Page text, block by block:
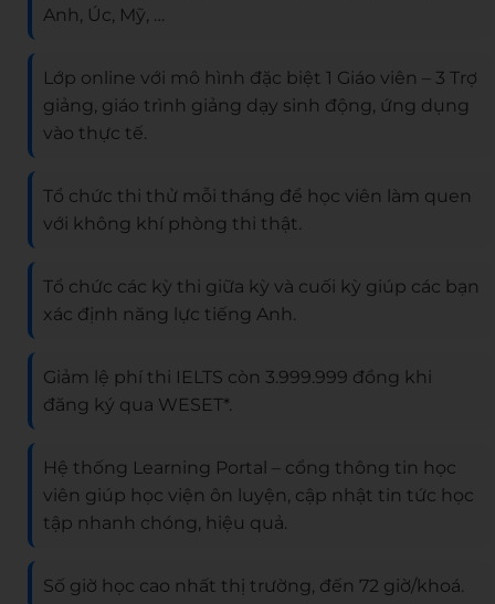
Anh, Úc, Mỹ, …
Lớp online với mô hình đặc biệt 1 Giáo viên – 3 Trợ
giảng, giáo trình giảng dạy sinh động, ứng dụng
vào thực tế.
Tổ chức thi thử mỗi tháng để học viên làm quen
với không khí phòng thi thật.
Tổ chức các kỳ thi giữa kỳ và cuối kỳ giúp các bạn
xác định năng lực tiếng Anh.
Giảm lệ phí thi IELTS còn 3.999.999 đồng khi
đăng ký qua WESET*.
Hệ thống Learning Portal – cổng thông tin học
viên giúp học viện ôn luyện, cập nhật tin tức học
tập nhanh chóng, hiệu quả.
Số giờ học cao nhất thị trường, đến 72 giờ/khoá.